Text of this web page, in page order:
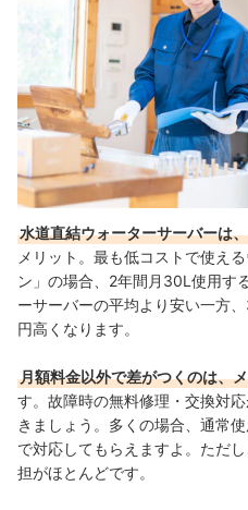
水道直結ウォーターサーバーは
メリット。最も低コストで使え
ン」の場合、2年間月30L使用す
ーサーバーの平均より安い一方
円高くなります。
月額料金以外で差がつくのは、
す。故障時の無料修理・交換対
きましょう。多くの場合、通常
で対応してもらえますよ。ただ
担がほとんどです。